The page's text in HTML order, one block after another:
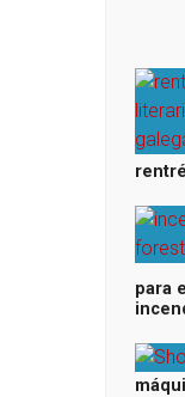
para